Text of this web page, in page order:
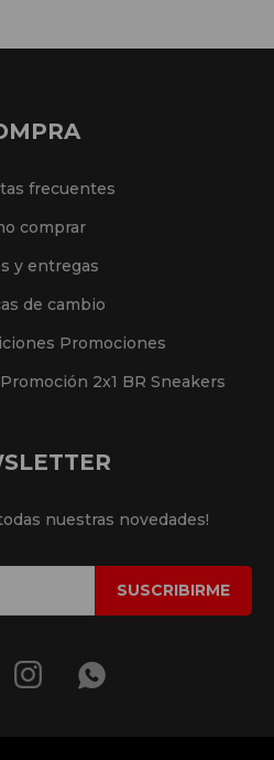
frecuentes
comprar
y entregas
de cambio
Promociones
2x1 BR Sneakers
nuestras novedades!
SUSCRIBIRME
 